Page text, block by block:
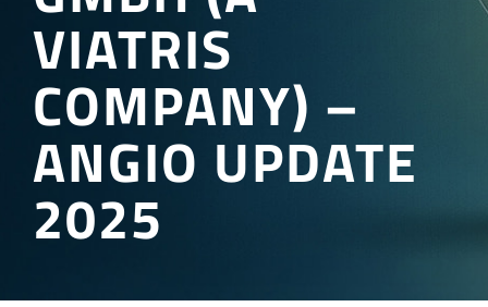
VIATRIS
COMPANY) –
ANGIO UPDATE
2025